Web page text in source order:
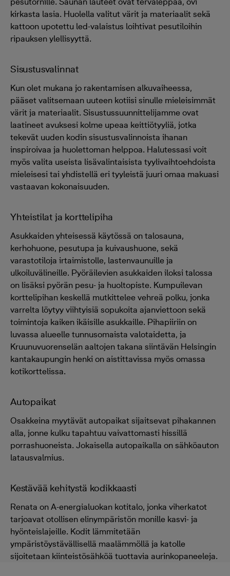
kirkasta lasia. Huolella valitut värit ja materiaalit sekä
kattoon upotettu led-valaistus loihtivat pesutiloihin
ripauksen ylellisyyttä.
Sisustusvalinnat
Kun olet mukana jo rakentamisen alkuvaiheessa,
pääset valitsemaan uuteen kotiisi sinulle mieleisimmät
värit ja materiaalit. Sisustussuunnittelijamme ovat
laatineet avuksesi kolme upeaa keittiötyyliä, jotka
tekevät uuden kodin sisustusvalinnoista ihanan
inspiroivaa ja huolettoman helppoa. Halutessasi voit
myös valita useista lisävalintaisista tyylivaihtoehdoista
mieleisesi tai yhdistellä eri tyyleistä juuri omaa makuasi
vastaavan kokonaisuuden.
Yhteistilat ja korttelipiha
Asukkaiden yhteisessä käytössä on talosauna,
kerhohuone, pesutupa ja kuivaushuone, sekä
varastotiloja irtaimistolle, lastenvaunuille ja
ulkoiluvälineille. Pyöräilevien asukkaiden iloksi talossa
on lisäksi pyörän pesu- ja huoltopiste. Kumpuilevan
korttelipihan keskellä mutkittelee vehreä polku, jonka
varrelta löytyy viihtyisiä sopukoita ajanviettoon sekä
toimintoja kaiken ikäisille asukkaille. Pihapiiriin on
luvassa alueelle tunnusomaista valotaidetta, ja
Kruunuvuorenselän aaltojen takana siintävän Helsingin
kantakaupungin henki on aistittavissa myös omassa
kotikorttelissa.
Autopaikat
Osakkeina myytävät autopaikat sijaitsevat pihakannen
alla, jonne kulku tapahtuu vaivattomasti hissillä
porrashuoneista. Jokaisella autopaikalla on sähköauton
latausvalmius.
Kestävää kehitystä kodikkaasti
Renata on A-energialuokan kotitalo, jonka viherkatot
tarjoavat otollisen elinympäristön monille kasvi- ja
hyönteislajeille. Kodit lämmitetään
ympäristöystävällisellä maalämmöllä ja katolle
sijoitetaan kiinteistösähköä tuottavia aurinkopaneeleja.